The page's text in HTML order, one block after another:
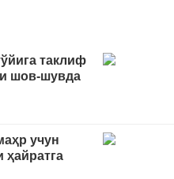
таклиф
шов-шувда
учун
ҳайратга